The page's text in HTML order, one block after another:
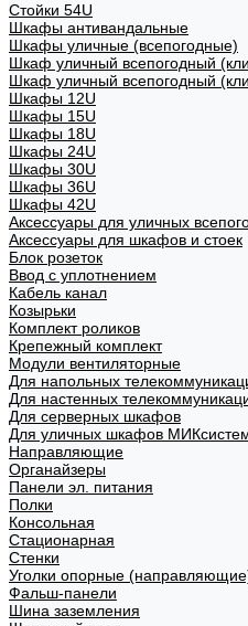
Стойки 54U
Шкафы антивандальные
Шкафы уличные (всепогодные)
Шкаф уличный всепогодный
Шкаф уличный всепогодный
Шкафы 12U
Шкафы 15U
Шкафы 18U
Шкафы 24U
Шкафы 30U
Шкафы 36U
Шкафы 42U
Аксессуары для уличных
Аксессуары для шкафов и стоек
Блок розеток
Ввод с уплотнением
Кабель канал
Козырьки
Комплект роликов
Крепежный комплект
Модули вентиляторные
Для напольных
Для настенных
Для серверных шкафов
Для уличных шкафов
Направляющие
Органайзеры
Панели эл. питания
Полки
Консольная
Стационарная
Стенки
Уголки опорные
Фальш-панели
Шина заземления